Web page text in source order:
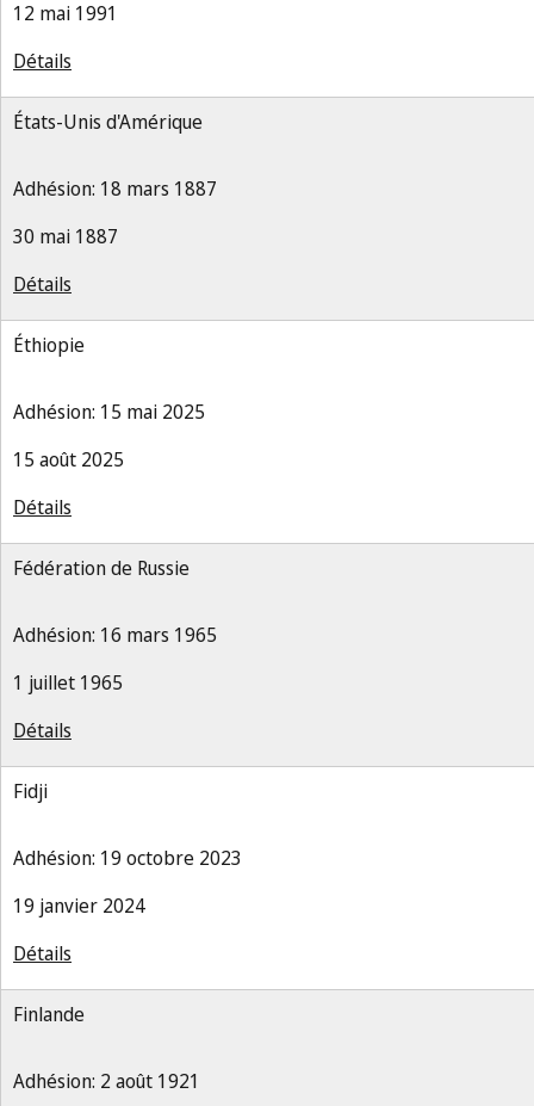
12 mai 1991
Détails
États-Unis d'Amérique
Adhésion: 18 mars 1887
30 mai 1887
Détails
Éthiopie
Adhésion: 15 mai 2025
15 août 2025
Détails
Fédération de Russie
Adhésion: 16 mars 1965
1 juillet 1965
Détails
Fidji
Adhésion: 19 octobre 2023
19 janvier 2024
Détails
Finlande
Adhésion: 2 août 1921